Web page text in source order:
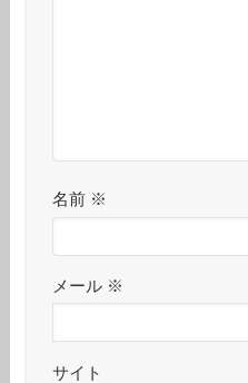
名前 ※
メール ※
サイト